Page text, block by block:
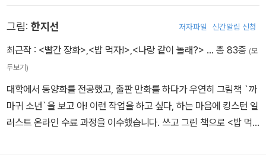
형인 듯해 보이는 남자아이가 자전거 뒤에 붙어 비틀거리는 자전거를
꽉 잡아 준다.
큰형 등에는 아기가 엉덩이를 내놓은 채 형의 목을 꽉 쥐고 업혀 있다.
세 아이는 바지가 달랑 올라가 발목이 보이는 옷을 입었지만 표정이
밝다.
자전기 뒷자리에 양동이 하나를 단단히 묶었다.
그림: 한지선 저자파일 신간알림 신청
최근작 : <빨간 장화>,<밥 먹자!>,<나랑 같이 놀래?> … 총 83종 (모
두보기)
대학에서 동양화를 전공했고, 출판 만화를 하다가 우연히 그림책 `까
마귀 소년`을 보고 아! 이런 작업을 하고 싶다, 하는 마음에 킹스턴 일
러스트 온라인 수료 과정을 이수했습니다. 쓰고 그린 책으로 <밥 먹